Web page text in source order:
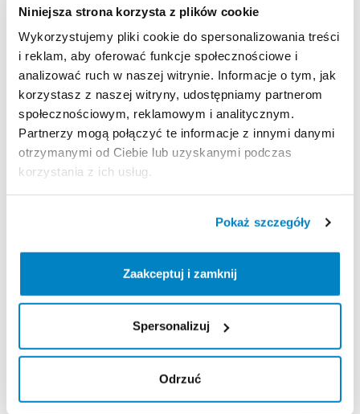
Niniejsza strona korzysta z plików cookie
Wykorzystujemy pliki cookie do spersonalizowania treści
i reklam, aby oferować funkcje społecznościowe i
analizować ruch w naszej witrynie. Informacje o tym, jak
korzystasz z naszej witryny, udostępniamy partnerom
społecznościowym, reklamowym i analitycznym.
Partnerzy mogą połączyć te informacje z innymi danymi
otrzymanymi od Ciebie lub uzyskanymi podczas
korzystania z ich usług.
Pokaż szczegóły
Zaakceptuj i zamknij
Spersonalizuj
Odrzuć
Strona produktu w sklepie
Zasady wypożyczenia
REGULAMIN
Regulamin wypożyczalni
produktu
Poniedziałek: 9:00 - 20:00
Wtorek: 9:00 - 20:00
Czwartek: 9:00 - 20:00